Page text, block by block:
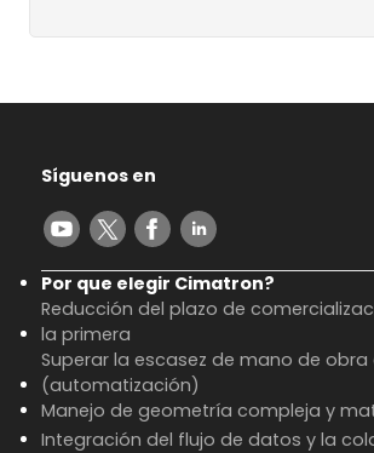
Síguenos en
Por que elegir Cimatron?
Reducción del plazo de
la primera
Superar la escasez de mano de
(automatización)
Manejo de geometría compleja y
Integración del flujo de datos y la